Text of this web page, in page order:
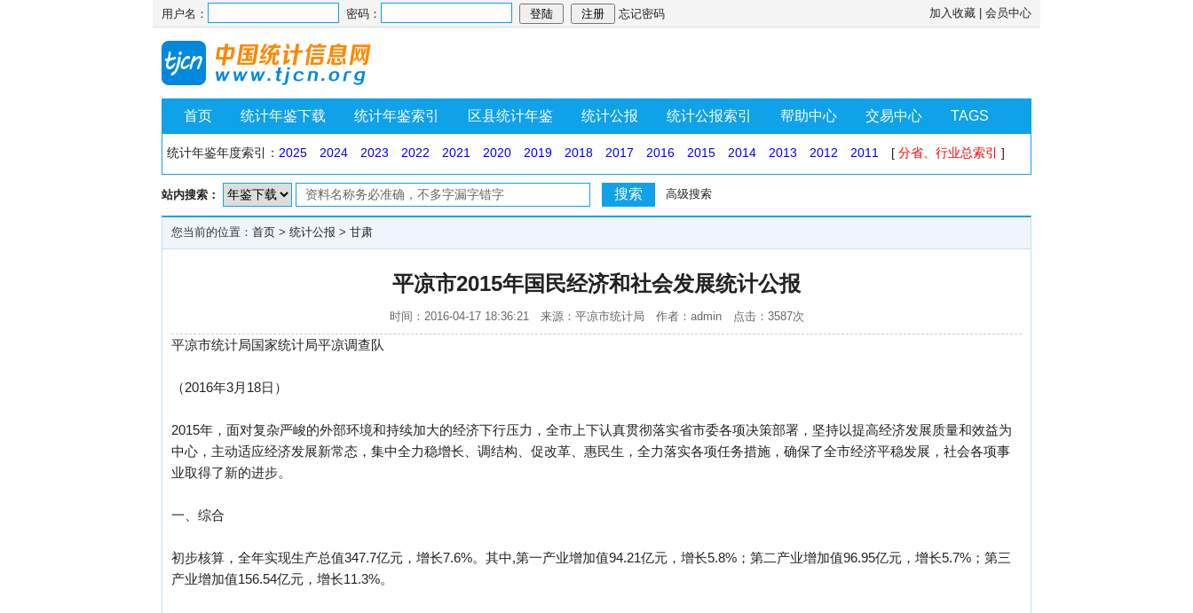
用户名： 密码： 忘记密码 加入收藏 会员中心
首页 统计年鉴下载 统计年鉴索引 区县统计年鉴 统计公报 统计公报索引 帮助中心 交易中心 TAGS
统计年鉴年度索引： 2025 2024 2023 2022 2021 2020 2019 2018 2017 2016 2015 2014 2013 2012 2011 [ 分省、行业总索引 ]
站内搜索： 高级搜索
您当前的位置： 首页 > 统计公报 > 甘肃
平凉市2015年国民经济和社会发展统计公报
时间：2016-04-17 18:36:21 来源：平凉市统计局 作者：admin 点击：3587次
平凉市统计局国家统计局平凉调查队
（2016年3月18日）
2015年，面对复杂严峻的外部环境和持续加大的经济下行压力，全市上下认真贯彻落实省市委各项决策部署，坚持以提高经济发展质量和效益为
中心，主动适应经济发展新常态，集中全力稳增长、调结构、促改革、惠民生，全力落实各项任务措施，确保了全市经济平稳发展，社会各项事
业取得了新的进步。
一、综合
初步核算，全年实现生产总值347.7亿元，增长7.6%。其中,第一产业增加值94.21亿元，增长5.8%；第二产业增加值96.95亿元，增长5.7%；第三
产业增加值156.54亿元，增长11.3%。